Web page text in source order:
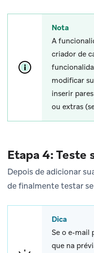
Nota
A
criador de
modificar
inserir
ou extras
Etapa 4: Teste
Depois de adicionar
de finalmente testar
Dica
Se o e-mail
que na